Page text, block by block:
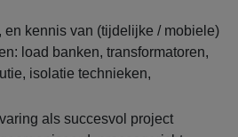
en kennis van (tijdelijke / mobiele)
load banken, transformatoren,
isolatie technieken,
als succesvol project